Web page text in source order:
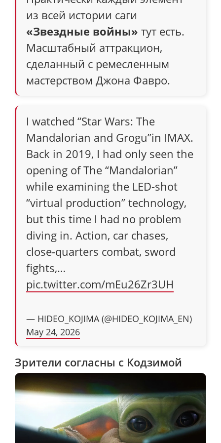
из всей истории саги
«Звездные войны» тут есть.
Масштабный аттракцион,
сделанный с ремесленным
мастерством Джона Фавро.
I watched “Star Wars: The
Mandalorian and Grogu”in IMAX.
Back in 2019, I had only seen the
opening of The “Mandalorian”
while examining the LED-shot
“virtual production” technology,
but this time I had no problem
diving in. Action, car chases,
close-quarters combat, sword
fights,…
pic.twitter.com/mEu26Zr3UH
— HIDEO_KOJIMA (@HIDEO_KOJIMA_EN)
May 24, 2026
Зрители согласны с Кодзимой